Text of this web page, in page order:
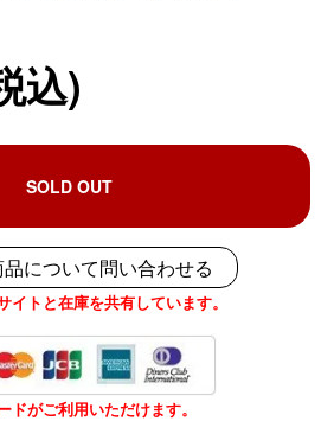
込)
SOLD OUT
品について問い合わせる
イトと在庫を共有しています。
ドがご利用いただけます。